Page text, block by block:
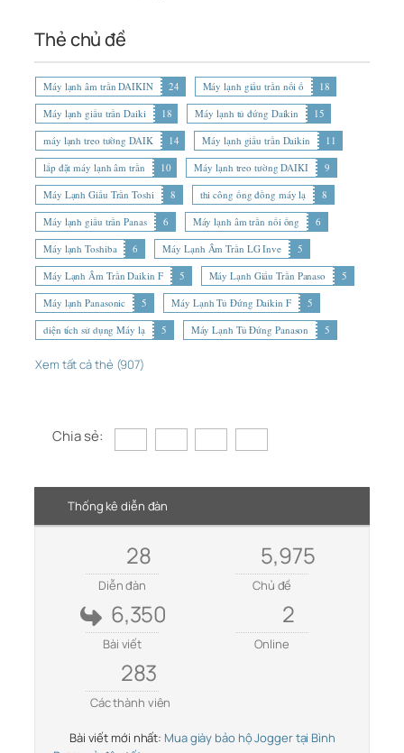
Thẻ chủ đề
Máy lạnh âm trần DAIKIN 24 Máy lạnh giấu trần nối ố
18
Máy lạnh giấu trần Daiki
18 Máy lạnh tủ đứng Daikin
15
máy lạnh treo tường DAIK
14 Máy lạnh giấu trần Daikin
11
lắp đặt máy lạnh âm trần
10 Máy lạnh treo tường DAIKI
9
Máy Lạnh Giấu Trần Toshi
8 thi công ống đồng máy lạ
8
Máy lạnh giấu trần Panas
6 Máy lạnh âm trần nối ống
6
Máy lạnh Toshiba
6 Máy Lạnh Âm Trần LG Inve
5
Máy Lạnh Âm Trần Daikin F
5 Máy Lạnh Giấu Trần Panaso
5
Máy lạnh Panasonic
5 Máy Lạnh Tủ Đứng Daikin F
5
diện tích sử dụng Máy lạ
5 Máy Lạnh Tủ Đứng Panason 5
Xem tất cả thẻ (907)
Chia sẻ:
Thống kê diễn đàn
28
Diễn đàn
5,975
Chủ đề
6,350
Bài viết
2
Online
283
Các thành viên
Bài viết mới nhất: Mua giày bảo hộ Jogger tại Bình